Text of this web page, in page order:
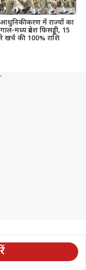
में राज्यों का
मध्य प्रदेश फिसड्डी, 15
खर्च की 100% राशि